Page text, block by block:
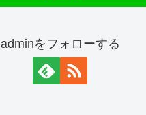
adminをフォローする